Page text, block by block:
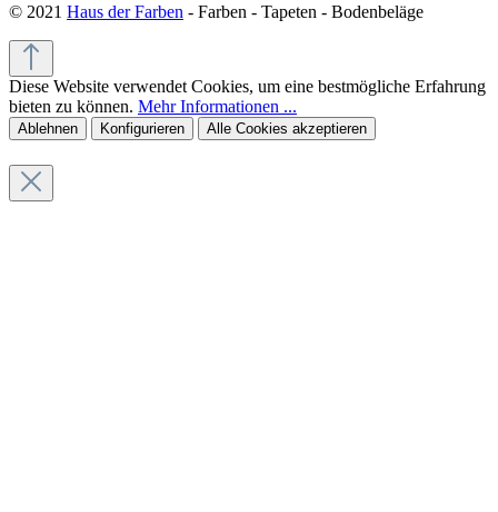
© 2021 Haus der Farben - Farben - Tapeten - Bodenbeläge
Diese Website verwendet Cookies, um eine bestmögliche Erfahrung
bieten zu können. Mehr Informationen ...
Ablehnen Konfigurieren Alle Cookies akzeptieren